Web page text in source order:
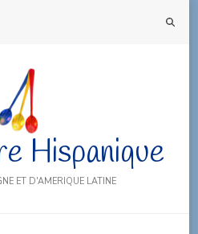
Hispanique
ET D'AMERIQUE LATINE